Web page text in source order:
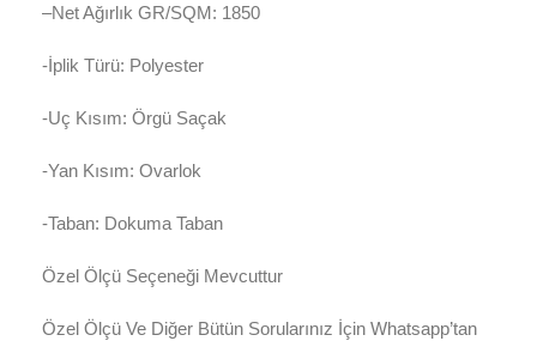
–Net Ağırlık GR/SQM: 1850
-İplik Türü: Polyester
-Uç Kısım: Örgü Saçak
-Yan Kısım: Ovarlok
-Taban: Dokuma Taban
Özel Ölçü Seçeneği Mevcuttur
Özel Ölçü Ve Diğer Bütün Sorularınız İçin Whatsapp’tan